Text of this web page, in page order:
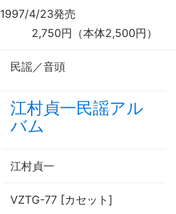
1997/4/23発売
2,750円（本体2,500円）
民謡／音頭
江村貞一民謡アル
バム
江村貞一
VZTG-77 [カセット]